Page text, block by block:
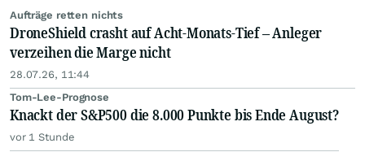
Aufträge retten nichts
DroneShield crasht auf Acht-Monats-Tief – Anleger
verzeihen die Marge nicht
28.07.26, 11:44
Tom-Lee-Prognose
Knackt der S&P500 die 8.000 Punkte bis Ende August?
vor 1 Stunde